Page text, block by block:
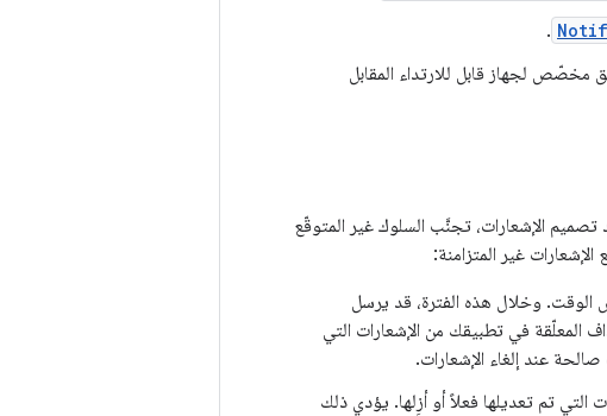
.
مخصّص لجهاز قابل للارتداء المقابل
تصميم الإشعارات، تجنَّب السلوك غير المتوقّع
غير المتزامنة:
الوقت. وخلال هذه الفترة، قد يرسل
المعلّقة في تطبيقك من الإشعارات التي
عند إلغاء الإشعارات.
تم تعديلها فعلاً أو أزِلها. يؤدي ذلك